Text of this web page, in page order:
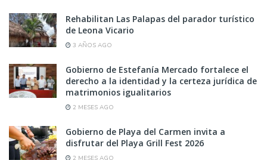
Rehabilitan Las Palapas del parador turístico
de Leona Vicario
3 AÑOS AGO
Gobierno de Estefanía Mercado fortalece el
derecho a la identidad y la certeza jurídica de
matrimonios igualitarios
2 MESES AGO
Gobierno de Playa del Carmen invita a
disfrutar del Playa Grill Fest 2026
2 MESES AGO